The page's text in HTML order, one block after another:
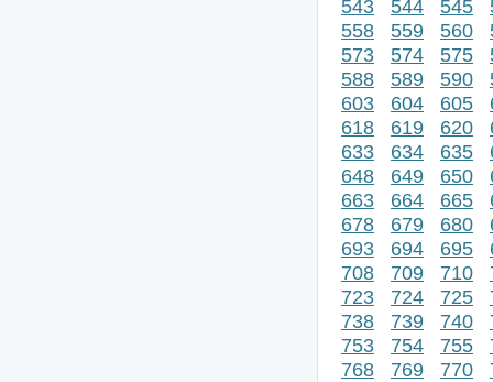
543
544 545
558
559 560
573
574 575
588
589 590
603
604 605
618
619 620
633
634 635
648
649 650
663
664 665
678
679 680
693
694 695
708
709 710
723
724 725
738
739 740
753
754 755
768
769 770